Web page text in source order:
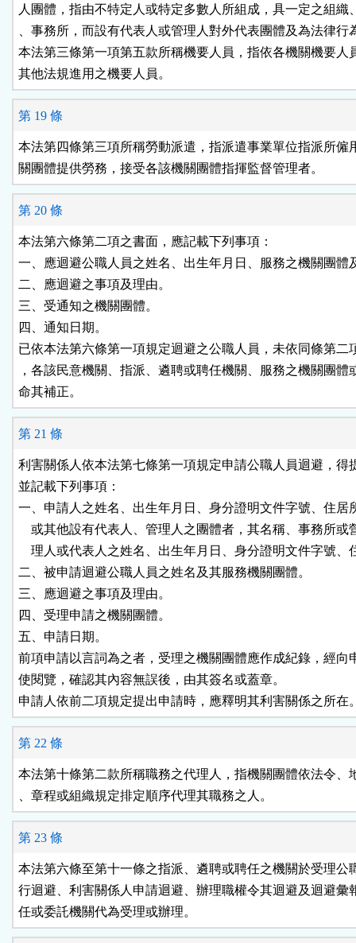
人團體，指由不特定人或特定多數人所組成，具一定之組織
、事務所，而設有代表人或管理人對外代表團體及為法律行
本法第三條第一項第五款所稱機要人員，指依各機關機要人
其他法規進用之機要人員。
第 19 條
本法第四條第三項所稱勞動派遣，指派遣事業單位指派所僱
關團體提供勞務，接受各該機關團體指揮監督管理者。
第 20 條
本法第六條第二項之書面，應記載下列事項：
一、應迴避公職人員之姓名、出生年月日、服務之機關團體
二、應迴避之事項及理由。
三、受通知之機關團體。
四、通知日期。
已依本法第六條第一項規定迴避之公職人員，未依同條第二
，各該民意機關、指派、遴聘或聘任機關、服務之機關團體
命其補正。
第 21 條
利害關係人依本法第七條第一項規定申請公職人員迴避，得
並記載下列事項：
一、申請人之姓名、出生年月日、身分證明文件字號、住居
或其他設有代表人、管理人之團體者，其名稱、事務所或
理人或代表人之姓名、出生年月日、身分證明文件字號、
二、被申請迴避公職人員之姓名及其服務機關團體。
三、應迴避之事項及理由。
四、受理申請之機關團體。
五、申請日期。
前項申請以言詞為之者，受理之機關團體應作成紀錄，經向
使閱覽，確認其內容無誤後，由其簽名或蓋章。
申請人依前二項規定提出申請時，應釋明其利害關係之所在
第 22 條
本法第十條第二款所稱職務之代理人，指機關團體依法令、
、章程或組織規定排定順序代理其職務之人。
第 23 條
本法第六條至第十一條之指派、遴聘或聘任之機關於受理公
行迴避、利害關係人申請迴避、辦理職權令其迴避及迴避彙
任或委託機關代為受理或辦理。